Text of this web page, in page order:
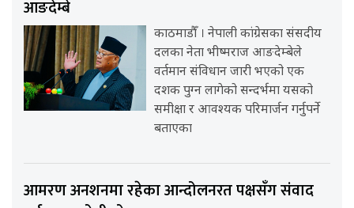
आङदेम्बे
काठमाडौँ । नेपाली कांग्रेसका संसदीय
दलका नेता भीष्मराज आङदेम्बेले
वर्तमान संविधान जारी भएको एक
दशक पुग्न लागेको सन्दर्भमा यसको
समीक्षा र आवश्यक परिमार्जन गर्नुपर्ने
बताएका
आमरण अनशनमा रहेका आन्दोलनरत पक्षसँग संवाद